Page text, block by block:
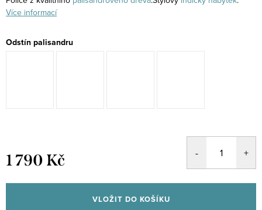
Více informací
Odstín palisandru
1 790 Kč
cena:
VLOŽIT DO KOŠÍKU